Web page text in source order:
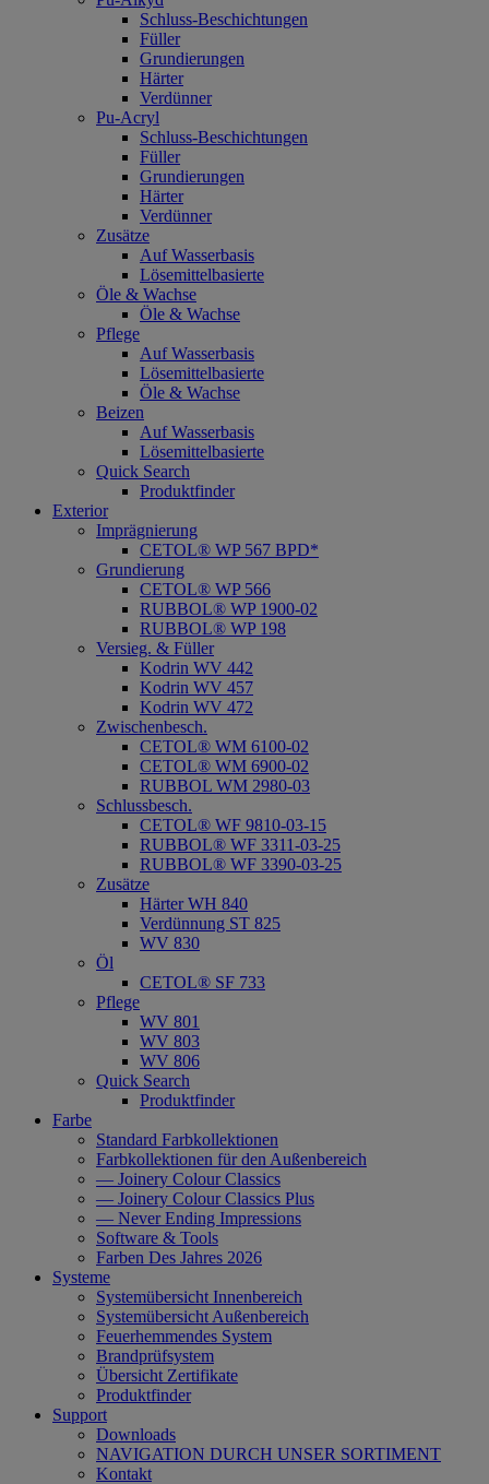
Schluss-Beschichtungen
Füller
Grundierungen
Härter
Verdünner
Pu-Acryl
Schluss-Beschichtungen
Füller
Grundierungen
Härter
Verdünner
Zusätze
Auf Wasserbasis
Lösemittelbasierte
Öle & Wachse
Öle & Wachse
Pflege
Auf Wasserbasis
Lösemittelbasierte
Öle & Wachse
Beizen
Auf Wasserbasis
Lösemittelbasierte
Quick Search
Produktfinder
Exterior
Imprägnierung
CETOL® WP 567 BPD*
Grundierung
CETOL® WP 566
RUBBOL® WP 1900-02
RUBBOL® WP 198
Versieg. & Füller
Kodrin WV 442
Kodrin WV 457
Kodrin WV 472
Zwischenbesch.
CETOL® WM 6100-02
CETOL® WM 6900-02
RUBBOL WM 2980-03
Schlussbesch.
CETOL® WF 9810-03-15
RUBBOL® WF 3311-03-25
RUBBOL® WF 3390-03-25
Zusätze
Härter WH 840
Verdünnung ST 825
WV 830
Öl
CETOL® SF 733
Pflege
WV 801
WV 803
WV 806
Quick Search
Produktfinder
Farbe
Standard Farbkollektionen
Farbkollektionen für den Außenbereich
— Joinery Colour Classics
— Joinery Colour Classics Plus
— Never Ending Impressions
Software & Tools
Farben Des Jahres 2026
Systeme
Systemübersicht Innenbereich
Systemübersicht Außenbereich
Feuerhemmendes System
Brandprüfsystem
Übersicht Zertifikate
Produktfinder
Support
Downloads
NAVIGATION DURCH UNSER SORTIMENT
Kontakt